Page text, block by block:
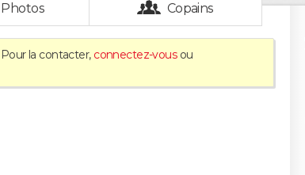
Photos Copains
la contacter, connectez-vousou